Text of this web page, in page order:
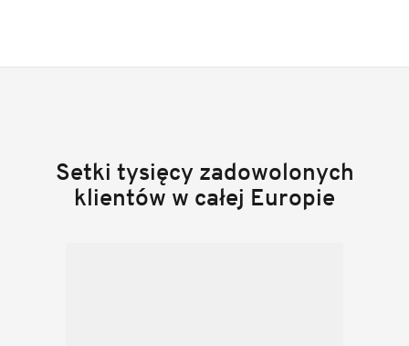
Setki tysięcy zadowolonych
klientów w całej Europie